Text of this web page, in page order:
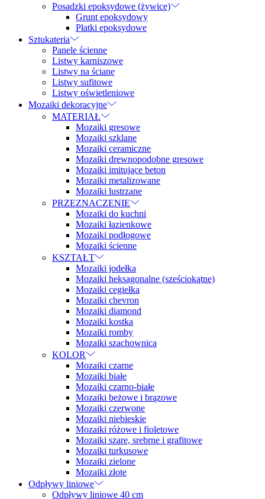
Posadzki epoksydowe (żywice)
Grunt epoksydowy
Płatki epoksydowe
Sztukateria
Panele ścienne
Listwy karniszowe
Listwy na ścianę
Listwy sufitowe
Listwy oświetleniowe
Mozaiki dekoracyjne
MATERIAŁ
Mozaiki gresowe
Mozaiki szklane
Mozaiki ceramiczne
Mozaiki drewnopodobne gresowe
Mozaiki imitujące beton
Mozaiki metalizowane
Mozaiki lustrzane
PRZEZNACZENIE
Mozaiki do kuchni
Mozaiki łazienkowe
Mozaiki podłogowe
Mozaiki ścienne
KSZTAŁT
Mozaiki jodełka
Mozaiki heksagonalne (sześciokątne)
Mozaiki cegiełka
Mozaiki chevron
Mozaiki diamond
Mozaiki kostka
Mozaiki romby
Mozaiki szachownica
KOLOR
Mozaiki czarne
Mozaiki białe
Mozaiki czarno-białe
Mozaiki beżowe i brązowe
Mozaiki czerwone
Mozaiki niebieskie
Mozaiki różowe i fioletowe
Mozaiki szare, srebrne i grafitowe
Mozaiki turkusowe
Mozaiki zielone
Mozaiki złote
Odpływy liniowe
Odpływy liniowe 40 cm